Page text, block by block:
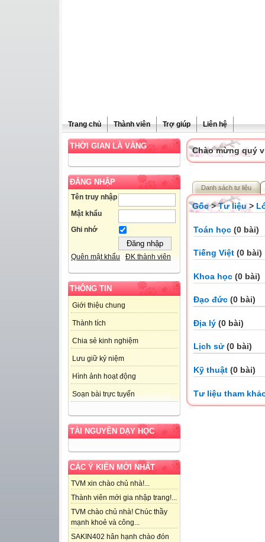
Trang chủ Thành viên Trợ giúp Liên hệ
THỜI GIAN LÀ VÀNG
ĐĂNG NHẬP
Tên truy nhập
Mật khẩu
Ghi nhớ
Quên mật khẩu ĐK thành viên
THÔNG TIN
Giới thiệu chung
Thành tích
Chia sẻ kinh nghiệm
Lưu giữ kỷ niệm
Hình ảnh hoạt động
Soạn bài trực tuyến
TÀI NGUYÊN DẠY HỌC
CÁC Ý KIẾN MỚI NHẤT
TVM xin chào chủ nhà!...
Thành viên mới gia nhập trang!...
TVM chào chủ nhà! Chúc thầy
mạnh khoẻ và công...
SAKIN402 hân hạnh chào đón
Chào mừng quý
Danh sách tư liệu
Gốc>Tư liệu>
Toán học (0 bài)
Tiếng Việt (0 bài)
Khoa học (0 bài)
Đạo đức (0 bài)
Địa lý (0 bài)
Lịch sử(0 bài)
Kỹ thuật (0 bài)
Tư liệu tham